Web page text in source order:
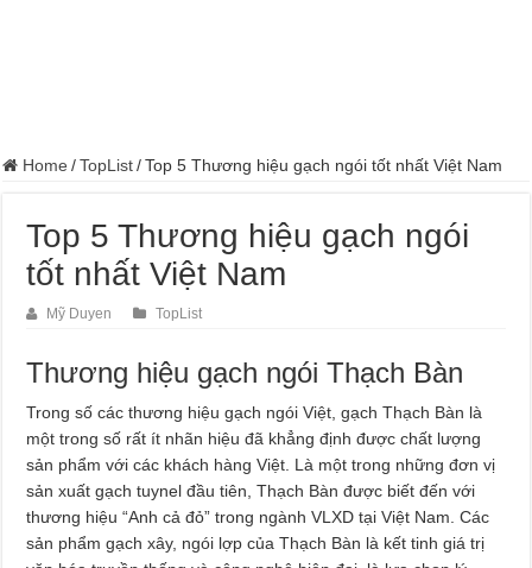
Home / TopList / Top 5 Thương hiệu gạch ngói tốt nhất Việt Nam
Top 5 Thương hiệu gạch ngói
tốt nhất Việt Nam
Mỹ Duyen TopList
Thương hiệu gạch ngói Thạch Bàn
Trong số các thương hiệu gạch ngói Việt, gạch Thạch Bàn là
một trong số rất ít nhãn hiệu đã khẳng định được chất lượng
sản phẩm với các khách hàng Việt. Là một trong những đơn vị
sản xuất gạch tuynel đầu tiên, Thạch Bàn được biết đến với
thương hiệu “Anh cả đỏ” trong ngành VLXD tại Việt Nam. Các
sản phẩm gạch xây, ngói lợp của Thạch Bàn là kết tinh giá trị